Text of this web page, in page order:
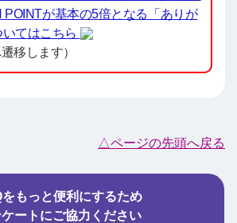
POINTが基本の5倍となる「ありが
てはこちら
移します）
△ページの先頭へ戻る
をもっと便利にするため
ートにご協力ください